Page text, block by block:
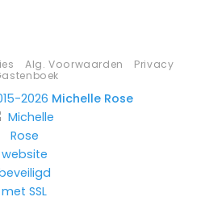
Alg. Voorwaarden
Privacy
2026 Michelle Rose